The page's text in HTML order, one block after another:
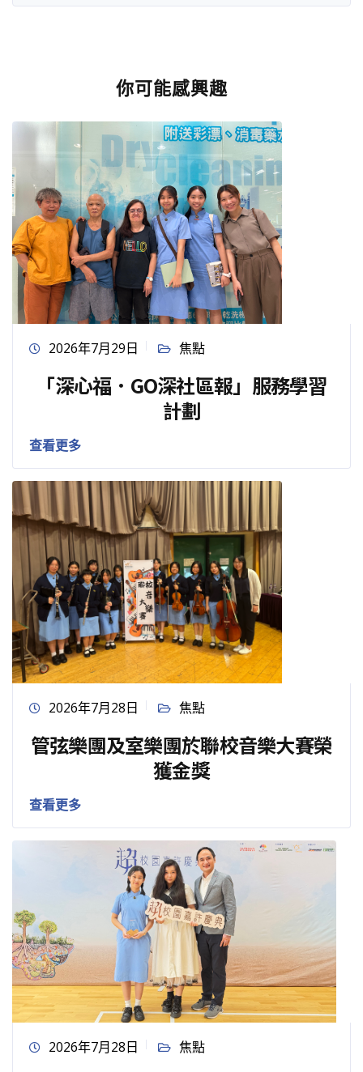
你可能感興趣
2026年7月29日 焦點
「深心福．GO深社區報」服務學習
計劃
查看更多
2026年7月28日 焦點
管弦樂團及室樂團於聯校音樂大賽榮
獲金獎
查看更多
2026年7月28日 焦點